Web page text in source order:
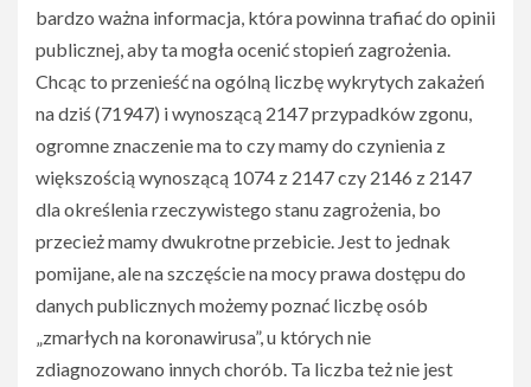
bardzo ważna informacja, która powinna trafiać do opinii
publicznej, aby ta mogła ocenić stopień zagrożenia.
Chcąc to przenieść na ogólną liczbę wykrytych zakażeń
na dziś (71947) i wynoszącą 2147 przypadków zgonu,
ogromne znaczenie ma to czy mamy do czynienia z
większością wynoszącą 1074 z 2147 czy 2146 z 2147
dla określenia rzeczywistego stanu zagrożenia, bo
przecież mamy dwukrotne przebicie. Jest to jednak
pomijane, ale na szczęście na mocy prawa dostępu do
danych publicznych możemy poznać liczbę osób
„zmarłych na koronawirusa”, u których nie
zdiagnozowano innych chorób. Ta liczba też nie jest